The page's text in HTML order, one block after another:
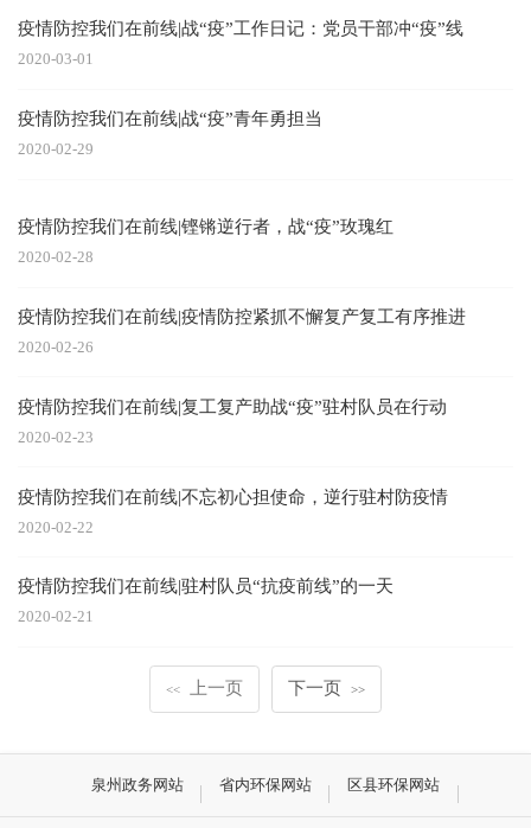
疫情防控我们在前线|战“疫”工作日记：党员干部冲“疫”线
2020-03-01
疫情防控我们在前线|战“疫”青年勇担当
2020-02-29
疫情防控我们在前线|铿锵逆行者，战“疫”玫瑰红
2020-02-28
疫情防控我们在前线|疫情防控紧抓不懈复产复工有序推进
2020-02-26
疫情防控我们在前线|复工复产助战“疫”驻村队员在行动
2020-02-23
疫情防控我们在前线|不忘初心担使命，逆行驻村防疫情
2020-02-22
疫情防控我们在前线|驻村队员“抗疫前线”的一天
2020-02-21
<< 上一页 下一页 >>
泉州政务网站 省内环保网站 区县环保网站